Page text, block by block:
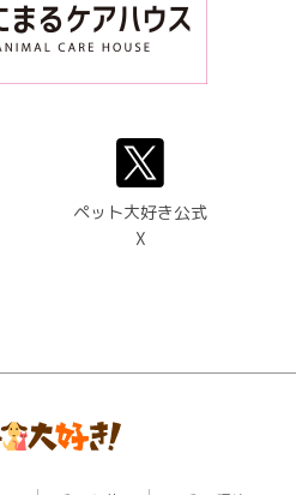
ペット大好き公式
X